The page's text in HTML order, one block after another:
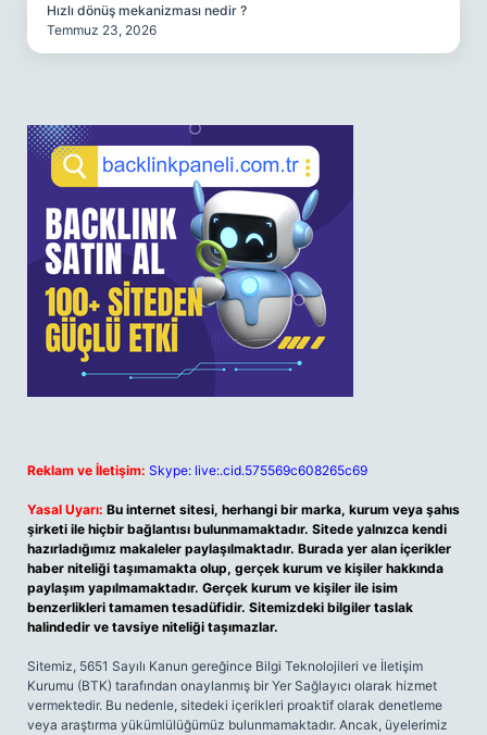
Hızlı dönüş mekanizması nedir ?
Temmuz 23, 2026
Reklam ve İletişim: Skype: live:.cid.575569c608265c69
Yasal Uyarı: Bu internet sitesi, herhangi bir marka, kurum veya şahıs
şirketi ile hiçbir bağlantısı bulunmamaktadır. Sitede yalnızca kendi
hazırladığımız makaleler paylaşılmaktadır. Burada yer alan içerikler
haber niteliği taşımamakta olup, gerçek kurum ve kişiler hakkında
paylaşım yapılmamaktadır. Gerçek kurum ve kişiler ile isim
benzerlikleri tamamen tesadüfidir. Sitemizdeki bilgiler taslak
halindedir ve tavsiye niteliği taşımazlar.
Sitemiz, 5651 Sayılı Kanun gereğince Bilgi Teknolojileri ve İletişim
Kurumu (BTK) tarafından onaylanmış bir Yer Sağlayıcı olarak hizmet
vermektedir. Bu nedenle, sitedeki içerikleri proaktif olarak denetleme
veya araştırma yükümlülüğümüz bulunmamaktadır. Ancak, üyelerimiz